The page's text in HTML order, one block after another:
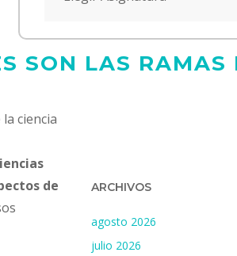
SON LAS
ciencia
de
ARCHIVOS
agosto 2026
julio 2026